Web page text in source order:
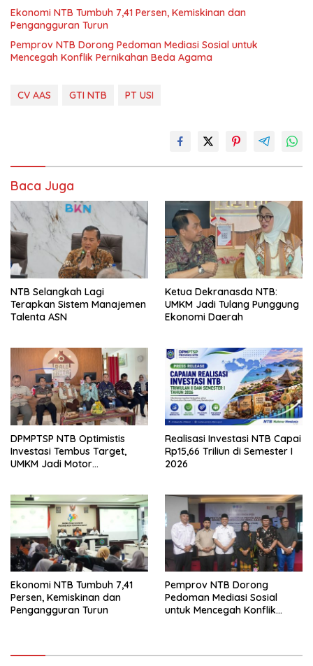
Ekonomi NTB Tumbuh 7,41 Persen, Kemiskinan dan
Pengangguran Turun
Pemprov NTB Dorong Pedoman Mediasi Sosial untuk
Mencegah Konflik Pernikahan Beda Agama
CV AAS GTI NTB PT USI
Baca Juga
NTB Selangkah Lagi
Terapkan Sistem Manajemen
Talenta ASN
Ketua Dekranasda NTB:
UMKM Jadi Tulang Punggung
Ekonomi Daerah
DPMPTSP NTB Optimistis
Investasi Tembus Target,
UMKM Jadi Motor
Realisasi Investasi NTB Capai
Rp15,66 Triliun di Semester I
2026
Ekonomi NTB Tumbuh 7,41
Persen, Kemiskinan dan
Pengangguran Turun
Pemprov NTB Dorong
Pedoman Mediasi Sosial
untuk Mencegah Konflik